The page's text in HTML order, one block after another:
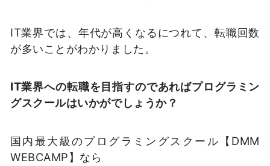
IT業界では、年代が高くなるにつれて、転職回数
が多いことがわかりました。
IT業界への転職を目指すのであればプログラミン
グスクールはいかがでしょうか？
国内最大級のプログラミングスクール【DMM
WEBCAMP】なら